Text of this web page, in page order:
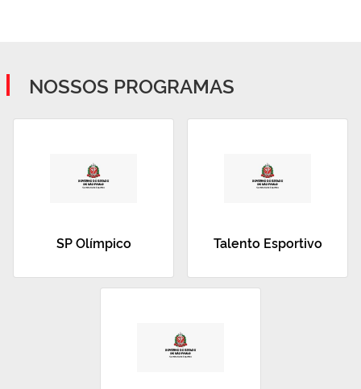
NOSSOS PROGRAMAS
SP Olímpico Talento Esportivo